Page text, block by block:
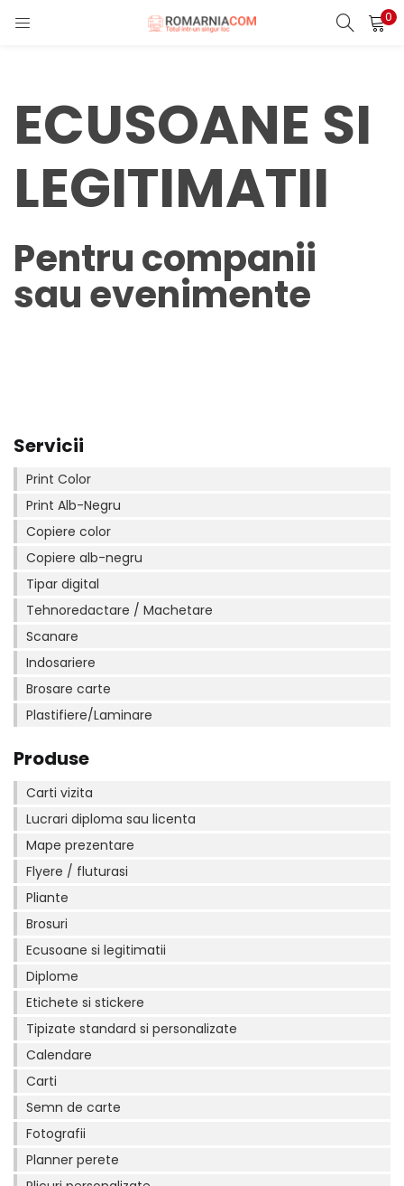
0
LOGIN REGISTER
Lost password?
ECUSOANE SI
LEGITIMATII
Pentru companii
sau evenimente
Servicii
Print Color
Print Alb-Negru
Copiere color
Copiere alb-negru
Tipar digital
Tehnoredactare / Machetare
Scanare
Indosariere
Brosare carte
Plastifiere/Laminare
Produse
Carti vizita
Lucrari diploma sau licenta
Mape prezentare
Flyere / fluturasi
Pliante
Brosuri
Ecusoane si legitimatii
Diplome
Etichete si stickere
Tipizate standard si personalizate
Calendare
Carti
Semn de carte
Fotografii
Planner perete